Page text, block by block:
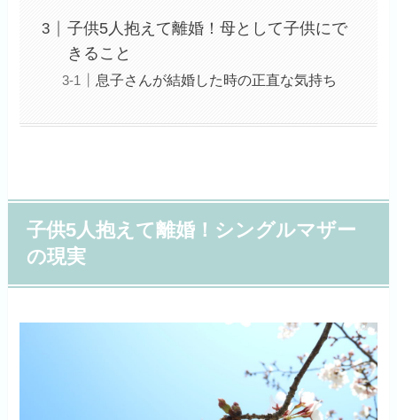
子供5人抱えて離婚！母として子供にで
きること
息子さんが結婚した時の正直な気持ち
子供5人抱えて離婚！シングルマザー
の現実